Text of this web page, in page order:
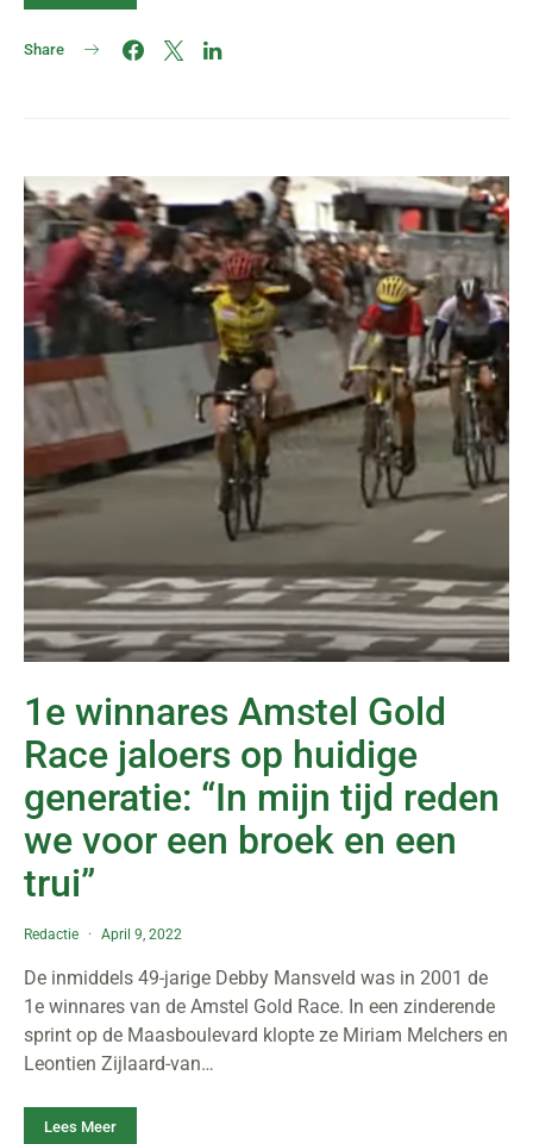
Share
1e winnares Amstel Gold
Race jaloers op huidige
generatie: “In mijn tijd reden
we voor een broek en een
trui”
Redactie April 9, 2022
De inmiddels 49-jarige Debby Mansveld was in 2001 de
1e winnares van de Amstel Gold Race. In een zinderende
sprint op de Maasboulevard klopte ze Miriam Melchers en
Leontien Zijlaard-van…
Lees Meer